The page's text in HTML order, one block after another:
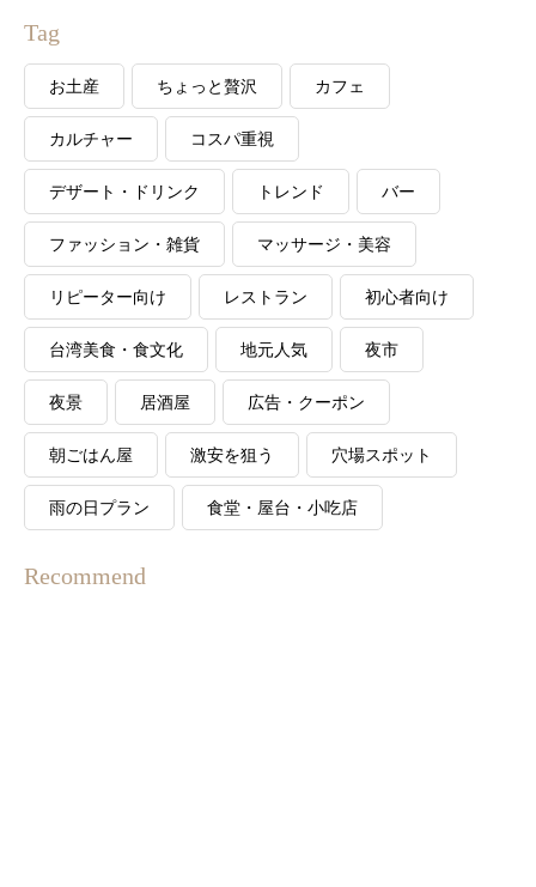
Tag
お土産 ちょっと贅沢 カフェ
カルチャー コスパ重視
デザート・ドリンク トレンド バー
ファッション・雑貨 マッサージ・美容
リピーター向け レストラン 初心者向け
台湾美食・食文化 地元人気 夜市
夜景 居酒屋 広告・クーポン
朝ごはん屋 激安を狙う 穴場スポット
雨の日プラン 食堂・屋台・小吃店
Recommend